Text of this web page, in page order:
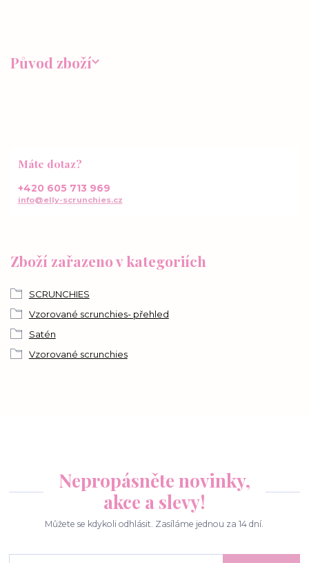
Původ zboží
Zboží zařazeno v kategoriích
SCRUNCHIES
Vzorované scrunchies- přehled
Satén
Vzorované scrunchies
Máte dotaz?
+420 605 713 969
info@elly-scrunchies.cz
Nepropásněte novinky,
akce a slevy!
Můžete se kdykoli odhlásit. Zasíláme jednou za 14 dní.